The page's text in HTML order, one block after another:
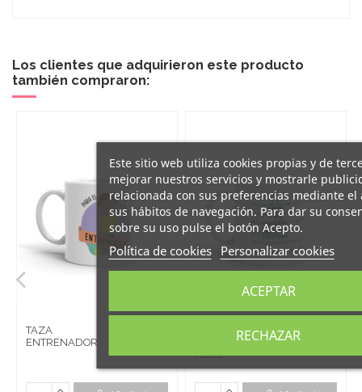
Los clientes que adquirieron este producto
también compraron:
TAZA
ENTRENADOR
CUMPLEAÑOS
AZUL
6,95 €
Este sitio web utiliza cookies propias y de
mejorar nuestros servicios y mostrarle
relacionada con sus preferencias mediante el
sus hábitos de navegación. Para dar su
sobre su uso pulse el botón Acepto.
Política de cookies Personalizar cookies
RECHAZAR
ACEPTAR